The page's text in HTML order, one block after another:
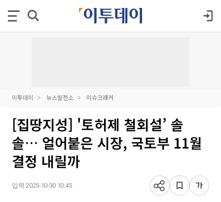
이투데이 뉴스발전소 이슈크래커
[집땅지성] '토허제 철회설’ 솔
솔… 얼어붙은 시장, 국토부 11월
결정 내릴까
입력 2025-10-30 10:45